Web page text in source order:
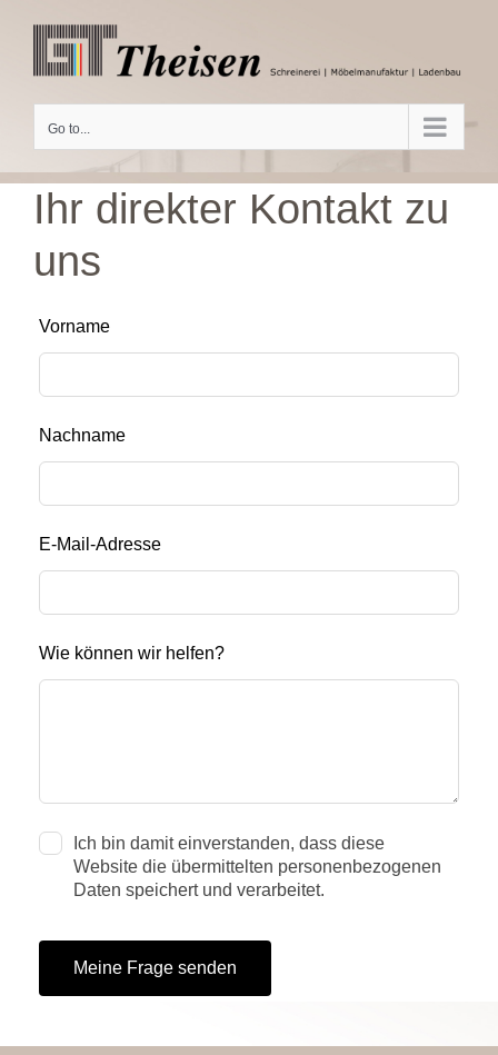
Go to...
Ihr direkter Kontakt zu
uns
Lass
Feld
Vorname
Nachname
E-Mail-Adresse
Wie können wir helfen?
Ich bin damit einverstanden, dass diese
Website die übermittelten personenbezogenen
Daten speichert und verarbeitet.
Meine Frage senden